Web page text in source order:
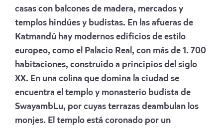
casas con balcones de madera, mercados y
templos hindúes y budistas. En las afueras de
Katmandú hay modernos edificios de estilo
europeo, como el Palacio Real, con más de 1. 700
habitaciones, construido a principios del siglo
XX. En una colina que domina la ciudad se
encuentra el templo y monasterio budista de
SwayambLu, por cuyas terrazas deambulan los
monjes. El templo está coronado por un